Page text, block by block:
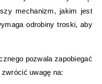
mechanizm, jakim jest
odrobiny troski, aby
pozwala zapobiegać
uwagę na: